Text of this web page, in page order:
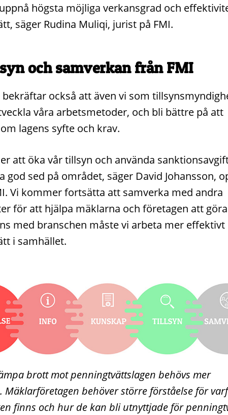
högsta möjliga verkansgrad och
säger Rudina Muliqi, jurist på FMI.
och samverkan från FMI
bekräftar också att även vi som
våra arbetsmetoder, och bli bättre på att
lagens syfte och krav.
att öka vår tillsyn och använda
god sed på området, säger David Johansson,
Vi kommer fortsätta att samverka med andra
för att hjälpa mäklarna och företagen att
med branschen måste vi arbeta mer
i samhället.
brott mot penningtvättslagen behövs mer
Mäklarföretagen behöver större förståelse för
finns och hur de kan bli utnyttjade för